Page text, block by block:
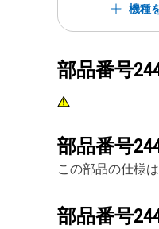
機種
部品番号
部品番号
この部品の仕様
部品番号